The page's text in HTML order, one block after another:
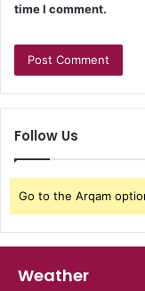
time I comment.
Follow Us
Go to the Arqam
Weather